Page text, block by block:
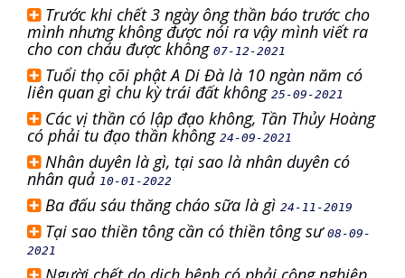
Trước khi chết 3 ngày ông thần báo trước cho
mình nhưng không được nói ra vậy mình viết ra
cho con cháu được không 07-12-2021
Tuổi thọ cõi phật A Di Đà là 10 ngàn năm có
liên quan gì chu kỳ trái đất không 25-09-2021
Các vị thần có lập đạo không, Tần Thủy Hoàng
có phải tu đạo thần không 24-09-2021
Nhân duyên là gì, tại sao là nhân duyên có
nhân quả 10-01-2022
Ba đấu sáu thăng cháo sữa là gì 24-11-2019
Tại sao thiền tông cần có thiền tông sư 08-09-
2021